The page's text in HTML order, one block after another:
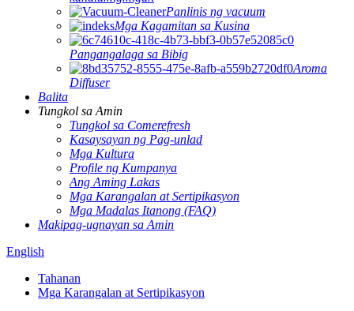
Panlinis ng vacuum
Mga Kagamitan sa Kusina
Pangangalaga sa Bibig
Aroma
Diffuser
Balita
Tungkol sa Amin
Tungkol sa Comerefresh
Kasaysayan ng Pag-unlad
Mga Kultura
Profile ng Kumpanya
Ang Aming Lakas
Mga Karangalan at Sertipikasyon
Mga Madalas Itanong (FAQ)
Makipag-ugnayan sa Amin
English
Tahanan
Mga Karangalan at Sertipikasyon